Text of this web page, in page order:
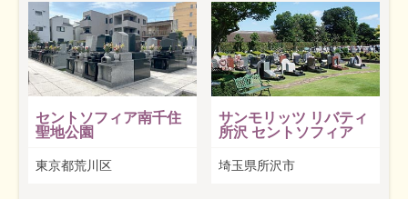
セントソフィア南千住
聖地公園
東京都荒川区
サンモリッツ リバティ
所沢 セントソフィア
埼玉県所沢市